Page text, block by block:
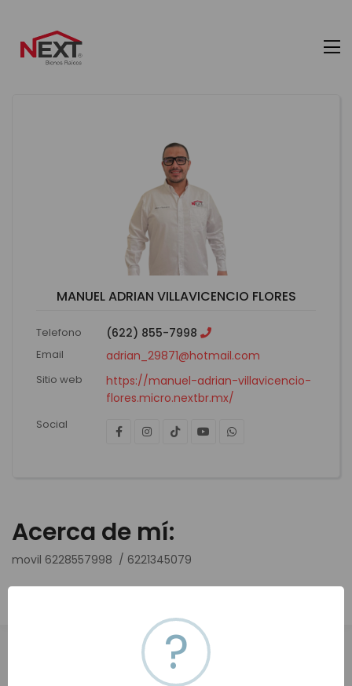
MANUEL ADRIAN VILLAVICENCIO FLORES
Telefono (622) 855-7998
Email adrian_29871@hotmail.com
Sitio web
https://manuel-adrian-villavicencio-
flores.micro.nextbr.mx/
Social
Acerca de mí:
movil 6228557998 / 6221345079
?